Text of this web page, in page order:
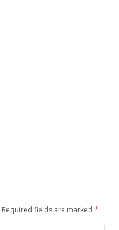
Required fields are marked *